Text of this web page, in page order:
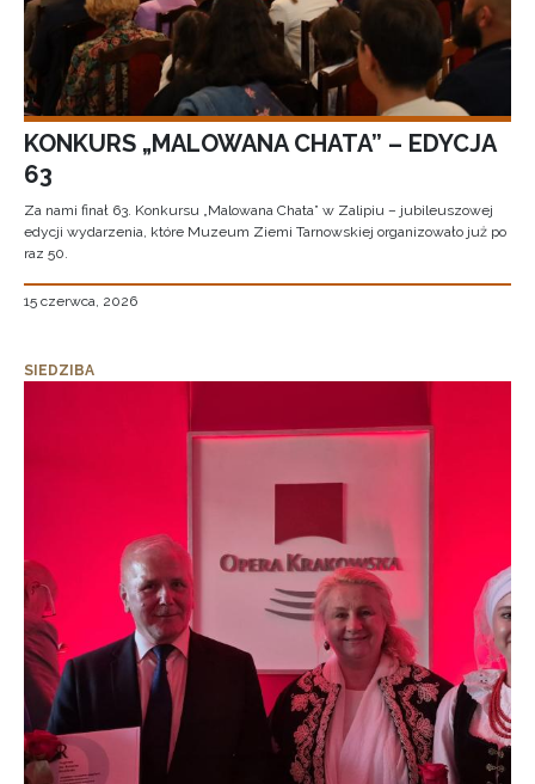
KONKURS „MALOWANA CHATA” – EDYCJA
63
Za nami finał 63. Konkursu „Malowana Chata” w Zalipiu – jubileuszowej
edycji wydarzenia, które Muzeum Ziemi Tarnowskiej organizowało już po
raz 50.
15 czerwca, 2026
SIEDZIBA